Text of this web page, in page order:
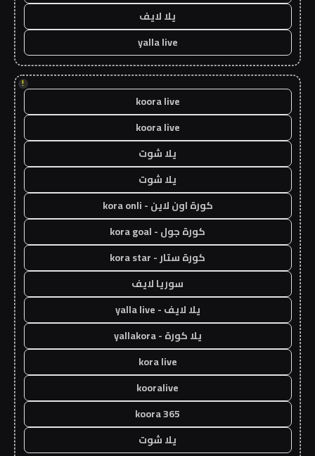
يلا لايف
yalla live
!
koora live
koora live
يلا شوت
يلا شوت
كورة اون لاين - kora onli
كورة جول - kora goal
كورة ستار - kora star
سوريا لايف
يلا لايف - yalla live
يلا كورة - yallakora
kora live
kooralive
koora 365
يلا شوت